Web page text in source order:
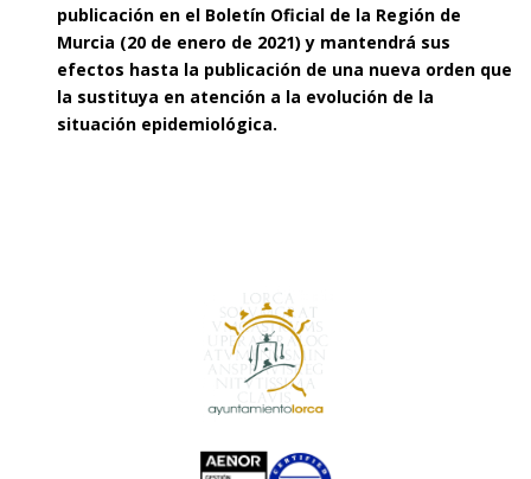
publicación en el Boletín Oficial de la Región de
Murcia (20 de enero de 2021) y mantendrá sus
efectos hasta la publicación de una nueva orden que
la sustituya en atención a la evolución de la
situación epidemiológica.